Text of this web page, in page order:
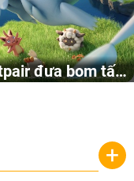
đưa bom tấn
ty game Nhật Bản
+